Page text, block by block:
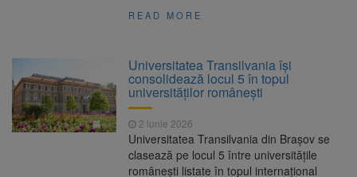
READ MORE
Universitatea Transilvania își
consolidează locul 5 în topul
universităților românești
2 iunie 2026
Universitatea Transilvania din Brașov se
clasează pe locul 5 între universitățile
românești listate în topul internațional